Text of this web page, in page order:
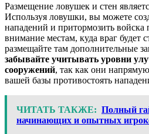
Размещение ловушек и стен
Используя ловушки, вы можете
нападений и притормозить войска
внимание местам, куда враг будет
размещайте там дополнительные
забывайте учитывать уровни
сооружений, так как они
вашей базы противостоять
ЧИТАТЬ ТАКЖЕ: Полный
начинающих и опытных